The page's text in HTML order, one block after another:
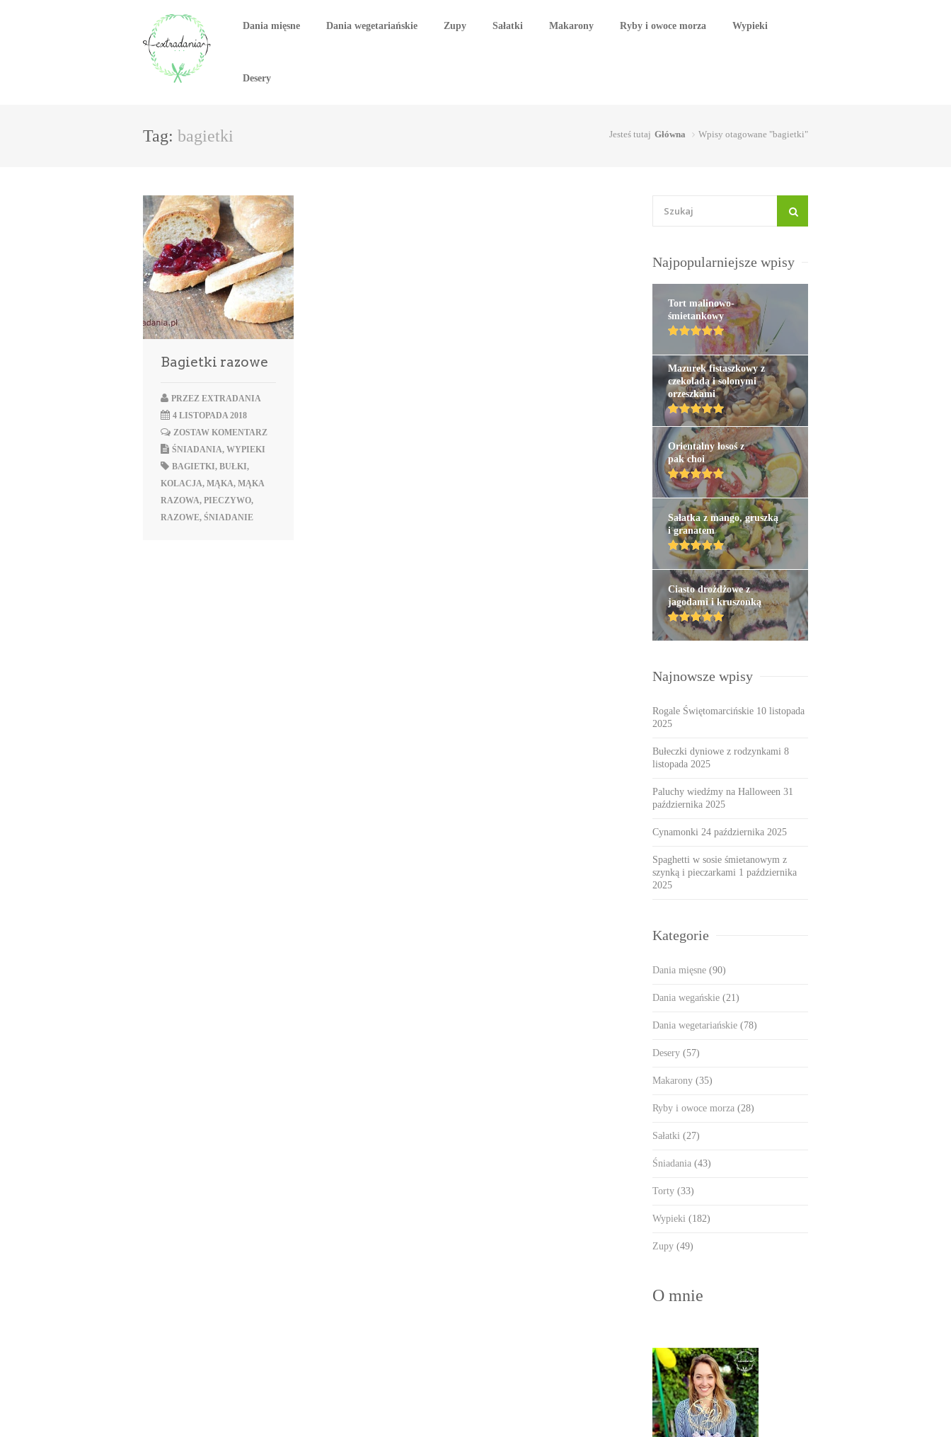
Dania mięsne Dania wegetariańskie Zupy Sałatki Makarony Ryby i owoce morza Wypieki
Desery
Tag: bagietki Jesteś tutaj Główna Wpisy otagowane "bagietki"
Bagietki razowe
PRZEZ EXTRADANIA
4 LISTOPADA 2018
ZOSTAW KOMENTARZ
ŚNIADANIA, WYPIEKI
BAGIETKI, BUŁKI,
KOLACJA, MĄKA, MĄKA
RAZOWA, PIECZYWO,
RAZOWE, ŚNIADANIE
Najpopularniejsze wpisy
Tort malinowo-
śmietankowy
Mazurek fistaszkowy z
czekoladą i solonymi
orzeszkami
Orientalny łosoś z
pak choi
Sałatka z mango, gruszką
i granatem
Ciasto drożdżowe z
jagodami i kruszonką
Najnowsze wpisy
Rogale Świętomarcińskie 10 listopada
2025
Bułeczki dyniowe z rodzynkami 8
listopada 2025
Paluchy wiedźmy na Halloween 31
października 2025
Cynamonki 24 października 2025
Spaghetti w sosie śmietanowym z
szynką i pieczarkami 1 października
2025
Kategorie
Dania mięsne (90)
Dania wegańskie (21)
Dania wegetariańskie (78)
Desery (57)
Makarony (35)
Ryby i owoce morza (28)
Sałatki (27)
Śniadania (43)
Torty (33)
Wypieki (182)
Zupy (49)
O mnie